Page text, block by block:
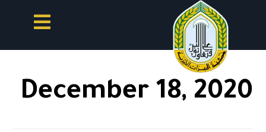
December 18, 2020